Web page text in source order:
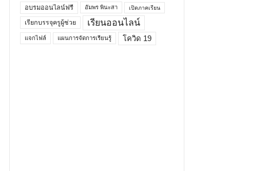
อบรมออนไลน์ฟรี อัมพร พินะสา เปิดภาคเรียน
เรียกบรรจุครูผู้ช่วย เรียนออนไลน์
แจกไฟล์ แผนการจัดการเรียนรู้ โควิด 19